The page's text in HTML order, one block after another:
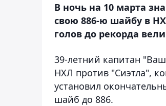
В ночь на 10 марта
свою 886-ю шайбу в
голов до рекорда
39-летний капитан
НХЛ против "Сиэтла",
установил
шайб до 886.